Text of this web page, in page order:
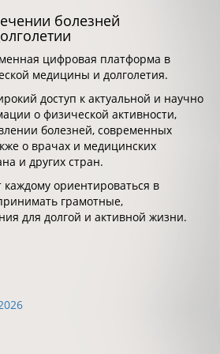
болезней
цифровая платформа в
медицины и долголетия.
доступ к актуальной и научно
о физической активности,
болезней, современных
о врачах и медицинских
и других стран.
ориентироваться в
грамотные,
для долгой и активной жизни.